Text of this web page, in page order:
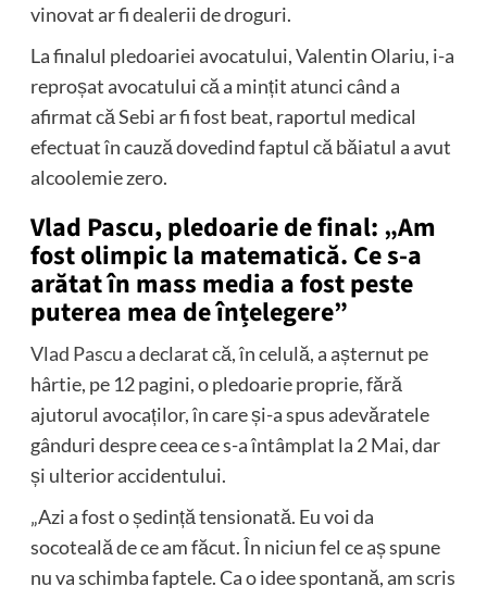
vinovat ar fi dealerii de droguri.
La finalul pledoariei avocatului, Valentin Olariu, i-a
reproșat avocatului că a mințit atunci când a
afirmat că Sebi ar fi fost beat, raportul medical
efectuat în cauză dovedind faptul că băiatul a avut
alcoolemie zero.
Vlad Pascu, pledoarie de final: „Am
fost olimpic la matematică. Ce s-a
arătat în mass media a fost peste
puterea mea de înțelegere”
Vlad Pascua declarat că, în celulă, a așternut pe
hârtie, pe 12 pagini, o pledoarie proprie, fără
ajutorul avocaților, în care și-a spus adevăratele
gânduri despre ceea ce s-a întâmplat la 2 Mai, dar
și ulterior accidentului.
„Azi a fost o ședință tensionată. Eu voi da
socoteală de ce am făcut. În niciun fel ce aș spune
nu va schimba faptele. Ca o idee spontană, am scris